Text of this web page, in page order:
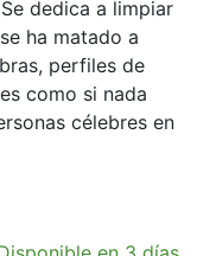
dedica a limpiar
ha matado a
perfiles de
como si nada
célebres en